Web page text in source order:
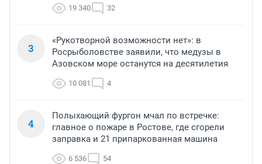
19 340 32
3
«Рукотворной возможности нет»: в
Росрыболовстве заявили, что медузы в
Азовском море останутся на десятилетия
10 081 4
4
Полыхающий фургон мчал по встречке:
главное о пожаре в Ростове, где сгорели
заправка и 21 припаркованная машина
6 536 54